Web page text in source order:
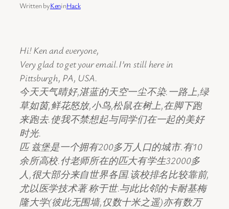
Written byKeninHack
Hi! Ken and everyone,
Very glad to get your email.I’m still here in
Pittsburgh, PA, USA.
今天天气晴好,湛蓝的天空一尘不染.一路上,绿
草如茵,鲜花怒放,小鸟,松鼠在树上,在脚下跑
来跑去.使我不禁想起与同学们在一起的美好
时光.
匹 兹堡是一个拥有200多万人口的城市.有10
余所高校.付老师所在的匹大有学生32000多
人,很大部分来自世界各国.该校排名比较靠前,
尤以医学技术著 称于世.与此比邻的卡耐基梅
隆大学(彼此无围墙,仅数十米之遥)亦有数万